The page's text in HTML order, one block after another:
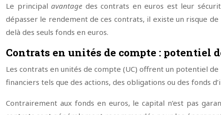
Le principal avantage des contrats en euros est leur
dépasser le rendement de ces contrats, il existe un risque
delà des seuls fonds en euros.
Contrats en unités de compte : potentiel
Les contrats en unités de compte (UC) offrent un potentiel
financiers tels que des actions, des obligations ou des fonds
Contrairement aux fonds en euros, le capital n’est pas